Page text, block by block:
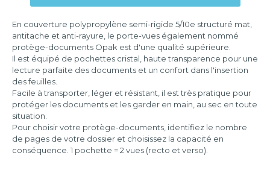
pochettes
50
pochettes
60
pochettes
80
pochettes
En couverture polypropylène semi-rigide 5/10e structuré mat,
antitache et anti-rayure, le porte-vues également nommé
protège-documents Opak est d'une qualité supérieure.
Il est équipé de pochettes cristal, haute transparence pour une
lecture parfaite des documents et un confort dans l'insertion
des feuilles.
Facile à transporter, léger et résistant, il est très pratique pour
protéger les documents et les garder en main, au sec en toute
situation.
Pour choisir votre protège-documents, identifiez le nombre
de pages de votre dossier et choisissez la capacité en
conséquence. 1 pochette = 2 vues (recto et verso).